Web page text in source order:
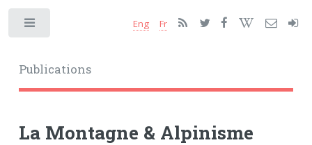
Publications
Eng Fr
La Montagne & Alpinisme